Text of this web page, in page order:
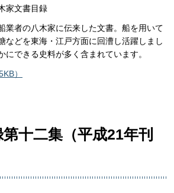
家文書目録
業者の八木家に伝来した文書。船を用いて
などを東海・江戸方面に回漕し活躍しまし
にできる史料が多く含まれています。
）
十二集（平成21年刊